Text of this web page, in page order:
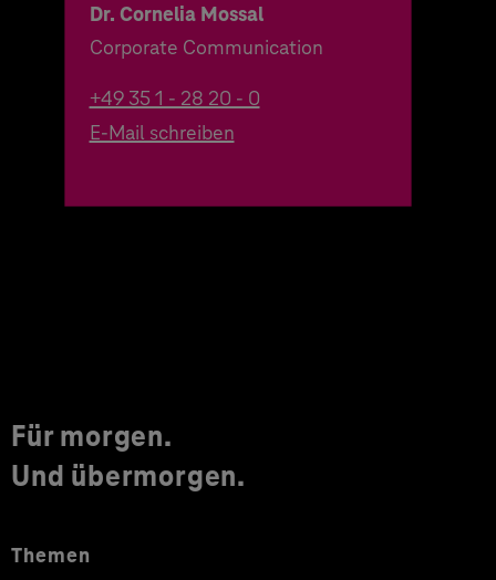
Dr. Cornelia Mossal
Corporate Communication
+49 35 1 - 28 20 - 0
E-Mail schreiben
Für morgen.
Und übermorgen.
Themen